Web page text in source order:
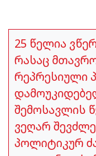
25 წელია
რასაც
რეპრესიული
შემოსავლის
ვეღარ
პოლიტიკურ